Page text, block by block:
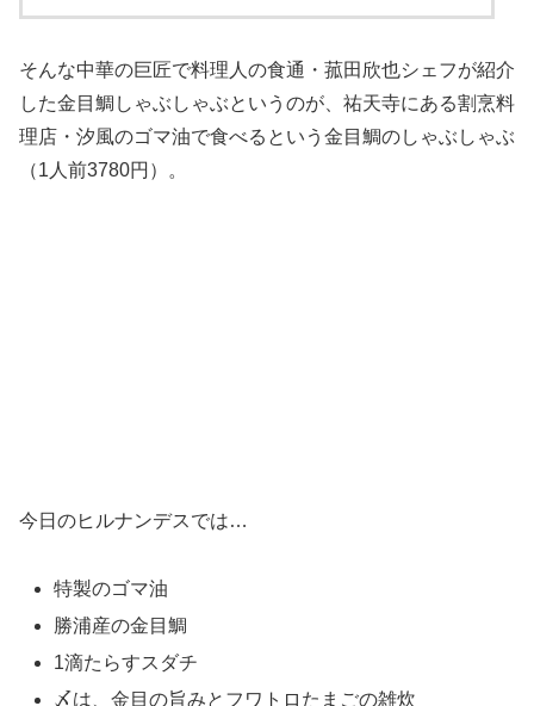
そんな中華の巨匠で料理人の食通・菰田欣也シェフが紹介
した金目鯛しゃぶしゃぶというのが、祐天寺にある割烹料
理店・汐風のゴマ油で食べるという金目鯛のしゃぶしゃぶ
（1人前3780円）。
今日のヒルナンデスでは…
特製のゴマ油
勝浦産の金目鯛
1滴たらすスダチ
〆は、金目の旨みとフワトロたまごの雑炊